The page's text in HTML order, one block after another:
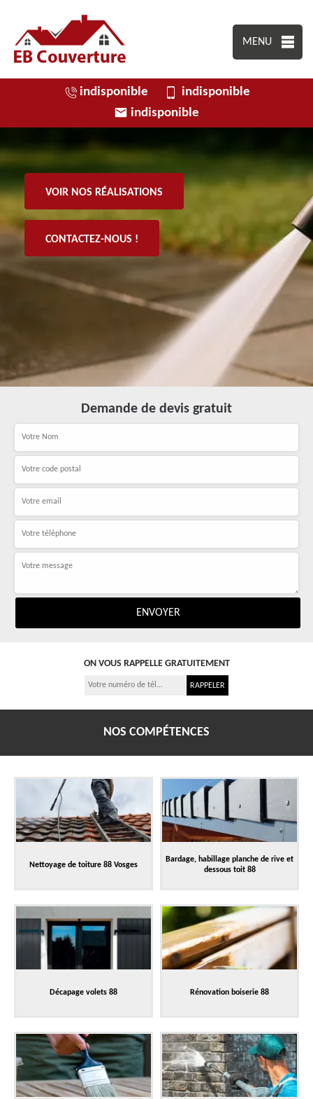
MENU
indisponible
indisponible
indisponible
VOIR NOS RÉALISATIONS
CONTACTEZ-NOUS !
Demande de devis gratuit
ON VOUS RAPPELLE GRATUITEMENT
NOS COMPÉTENCES
Nettoyage de toiture 88 Vosges
Bardage, habillage planche de rive et
dessous toit 88
Décapage volets 88 Rénovation boiserie 88